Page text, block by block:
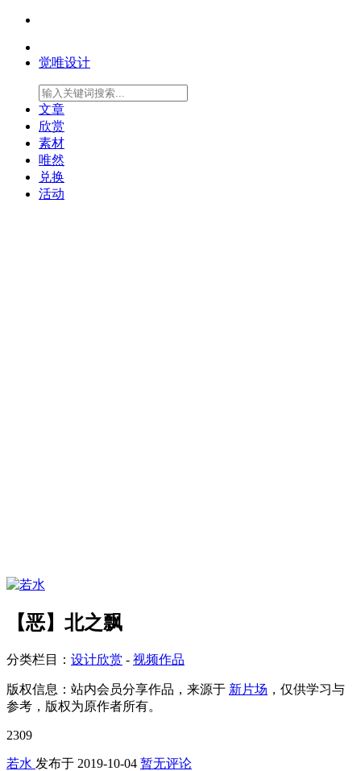
觉唯设计
文章
欣赏
素材
唯然
兑换
活动
【恶】北之飘
分类栏目： 设计欣赏 - 视频作品
版权信息： 站内会员分享作品，来源于 新片场 ，仅供学习与
参考，版权为原作者所有。
2309
若水 发布于 2019-10-04 暂无评论